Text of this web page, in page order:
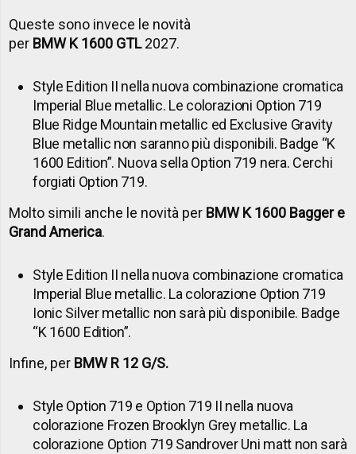
Queste sono invece le novità
per BMW K 1600 GTL2027.
Style Edition II nella nuova combinazione cromatica
Imperial Blue metallic. Le colorazioni Option 719
Blue Ridge Mountain metallic ed Exclusive Gravity
Blue metallic non saranno più disponibili. Badge “K
1600 Edition”. Nuova sella Option 719 nera. Cerchi
forgiati Option 719.
Molto simili anche le novità per BMW K 1600 Bagger e
Grand America.
Style Edition II nella nuova combinazione cromatica
Imperial Blue metallic. La colorazione Option 719
Ionic Silver metallic non sarà più disponibile. Badge
“K 1600 Edition”.
Infine, per BMW R 12 G/S.
Style Option 719 e Option 719 II nella nuova
colorazione Frozen Brooklyn Grey metallic. La
colorazione Option 719 Sandrover Uni matt non sarà